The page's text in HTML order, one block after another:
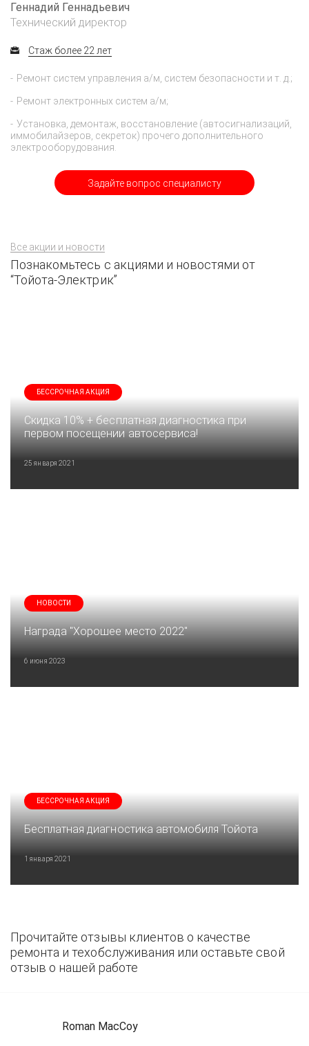
Задайте вопрос специалисту
Геннадий Геннадьевич
Технический директор
Стаж более 22 лет
Ремонт систем управления а/м, систем безопасности и т. д.;
Ремонт электронных систем а/м;
Установка, демонтаж, восстановление (автосигнализаций,
иммобилайзеров, секреток) прочего дополнительного
электрооборудования.
Все акции и новости
Познакомьтесь с акциями и новостями от
“Тойота-Электрик”
БЕССРОЧНАЯ АКЦИЯ
Скидка 10% + бесплатная диагностика при
первом посещении автосервиса!
25 января 2021
НОВОСТИ
Награда "Хорошее место 2022"
6 июня 2023
БЕССРОЧНАЯ АКЦИЯ
Бесплатная диагностика автомобиля Тойота
1 января 2021
Прочитайте отзывы клиентов о качестве
ремонта и техобслуживания или оставьте свой
отзыв о нашей работе
Roman MacCoy